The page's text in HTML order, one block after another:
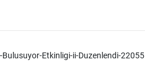
Etkinligi-ii-Duzenlendi-22055